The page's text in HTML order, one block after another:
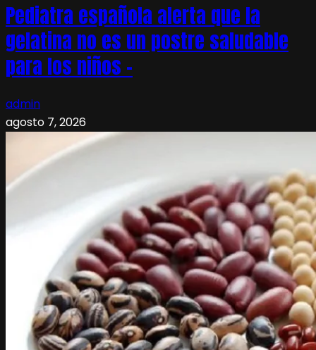
Pediatra española alerta que la
gelatina no es un postre saludable
para los niños –
admin
agosto 7, 2026